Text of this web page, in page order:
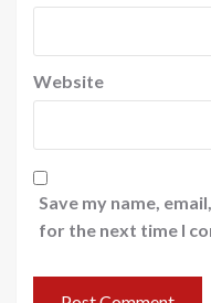
Website
Save my name,
for the next time I